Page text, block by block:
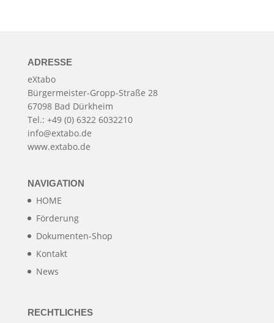
ADRESSE
eXtabo
Bürgermeister-Gropp-Straße 28
67098 Bad Dürkheim
Tel.: +49 (0) 6322 6032210
info@extabo.de
www.extabo.de
NAVIGATION
HOME
Förderung
Dokumenten-Shop
Kontakt
News
RECHTLICHES